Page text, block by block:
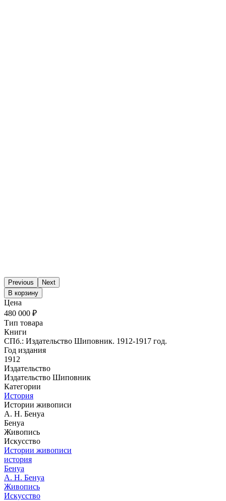
Previous
Next
В корзину
Цена
480 000 ₽
Тип товара
Книги
СПб.: Издательство Шиповник. 1912-1917 год.
Год издания
1912
Издательство
Издательство Шиповник
Категории
История
Истории живописи
А. Н. Бенуа
Бенуа
Живопись
Искусство
Истории живописи
история
Бенуа
А. Н. Бенуа
Живопись
Искусство